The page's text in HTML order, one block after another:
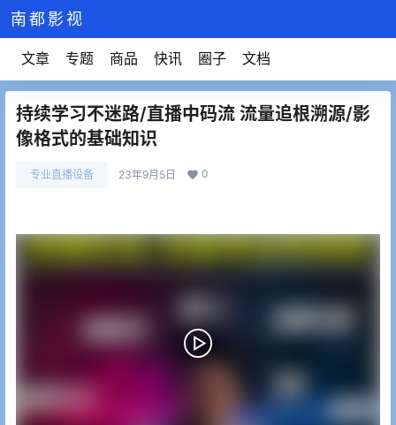
南都影视
文章 专题 商品 快讯 圈子 文档
持续学习不迷路/直播中码流 流量追根溯源/影
像格式的基础知识
专业直播设备 23年9月5日 0